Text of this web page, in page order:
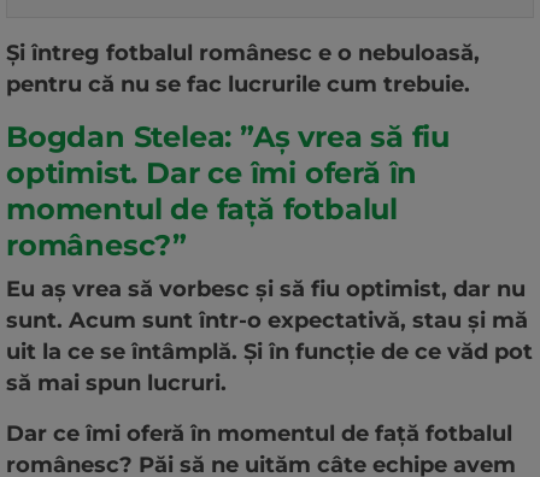
Şi întreg fotbalul românesc e o nebuloasă,
pentru că nu se fac lucrurile cum trebuie.
Bogdan Stelea: ”Aș vrea să fiu
optimist. Dar ce îmi oferă în
momentul de faţă fotbalul
românesc?”
Eu aş vrea să vorbesc şi să fiu optimist, dar nu
sunt. Acum sunt într-o expectativă, stau şi mă
uit la ce se întâmplă. Şi în funcţie de ce văd pot
să mai spun lucruri.
Dar ce îmi oferă în momentul de faţă fotbalul
românesc? Păi să ne uităm câte echipe avem